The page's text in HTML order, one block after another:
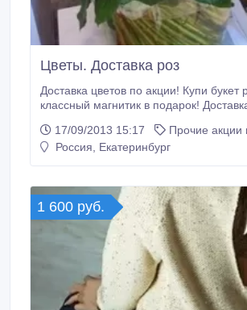
Цветы. Доставка роз
Доставка цветов по акции! Купи букет роз, получи
классный магнитик в подарок!
производителей! Высокое качество!
цветы! Звони! телефон: +79617754475
17/09/2013 15:17
Прочие акции
Россия, Екатеринбург
1 600 руб.